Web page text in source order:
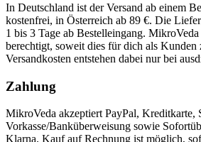
In Deutschland ist der Versand ab einem
kostenfrei, in Österreich ab 89 €. Die
1 bis 3 Tage ab Bestelleingang.
berechtigt, soweit dies für dich als Kunden
Versandkosten entstehen dabei nur bei
Zahlung
MikroVeda akzeptiert PayPal, Kreditkarte,
Vorkasse/Banküberweisung sowie
Klarna. Kauf auf Rechnung ist möglich,